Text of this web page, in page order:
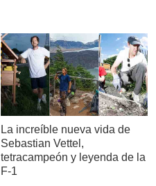
La increíble nueva vida de
Sebastian Vettel,
tetracampeón y leyenda de la
F-1